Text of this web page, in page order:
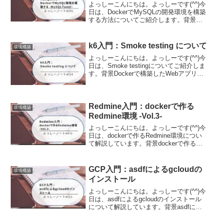
よっしーこんにちは。よっしーです(^^)今
日は、DockerでMySQLの開発環境を構築
する方法についてご紹介します。背景
として残しています。この記事のベー
ス...
環境構築 k6入門：Smoke testing について
よっしーこんにちは。よっしーです(^^)今
日は、Smoke testingについてご紹介しま
す。背景Dockerで構築したWebアプリの
環境構築
Redmine入門：dockerで作る
Redmine環境 -Vol.3-
よっしーこんにちは。よっしーです(^^)今
日は、dockerで作るRedmine環境につい
て解説しています。背景dockerで作る
て記事に残しました。構成ファイル...
環境構築
GCP入門：asdfによるgcloudの
インストール
よっしーこんにちは。よっしーです(^^)今
日は、asdfによるgcloudのインストール
について解説しています。背景asdfによ